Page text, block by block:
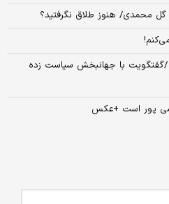
محمدی/ هنوز طلاق نگرفتید؟
/گفتگویت با جهانبخش سیاست زده
پور است +عکس